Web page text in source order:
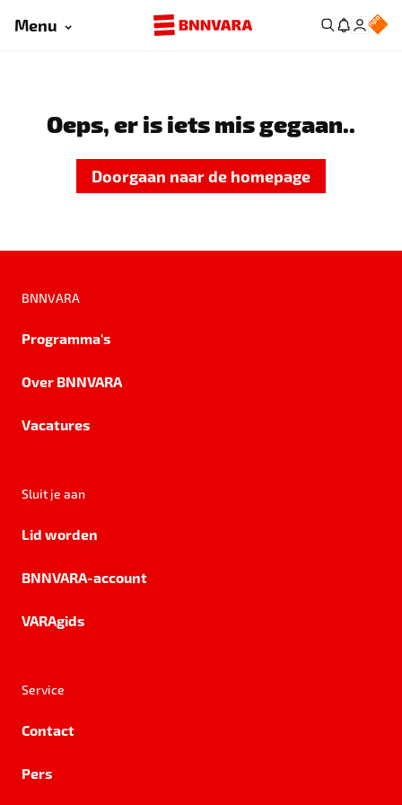
Menu
Oeps, er is iets mis gegaan..
Doorgaan naar de homepage
BNNVARA
Programma's
Over BNNVARA
Vacatures
Sluit je aan
Lid worden
BNNVARA-account
VARAgids
Service
Contact
Pers